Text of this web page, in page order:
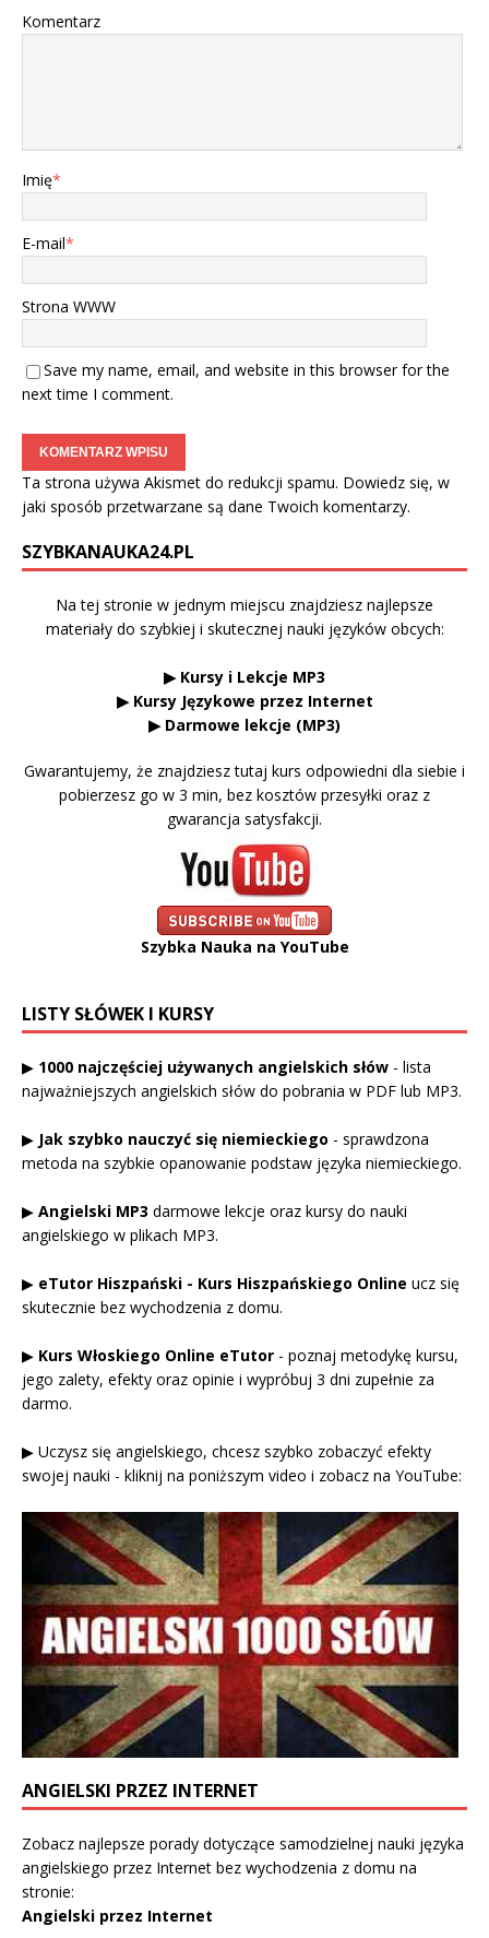
Komentarz
Imię*
E-mail*
Strona WWW
Save my name, email, and website in this browser for the
next time I comment.
Ta strona używa Akismet do redukcji spamu. Dowiedz się, w
jaki sposób przetwarzane są dane Twoich komentarzy.
SZYBKANAUKA24.PL
Na tej stronie w jednym miejscu znajdziesz najlepsze
materiały do szybkiej i skutecznej nauki języków obcych:
▶ Kursy i Lekcje MP3
▶ Kursy Językowe przez Internet
▶ Darmowe lekcje (MP3)
Gwarantujemy, że znajdziesz tutaj kurs odpowiedni dla siebie i
pobierzesz go w 3 min, bez kosztów przesyłki oraz z
gwarancja satysfakcji.
Szybka Nauka na YouTube
LISTY SŁÓWEK I KURSY
▶ 1000 najczęściej używanych angielskich słów - lista
najważniejszych angielskich słów do pobrania w PDF lub MP3.
▶ Jak szybko nauczyć się niemieckiego - sprawdzona
metoda na szybkie opanowanie podstaw języka niemieckiego.
▶ Angielski MP3 darmowe lekcje oraz kursy do nauki
angielskiego w plikach MP3.
▶ eTutor Hiszpański - Kurs Hiszpańskiego Online ucz się
skutecznie bez wychodzenia z domu.
▶ Kurs Włoskiego Online eTutor - poznaj metodykę kursu,
jego zalety, efekty oraz opinie i wypróbuj 3 dni zupełnie za
darmo.
▶ Uczysz się angielskiego, chcesz szybko zobaczyć efekty
swojej nauki - kliknij na poniższym video i zobacz na YouTube:
ANGIELSKI PRZEZ INTERNET
Zobacz najlepsze porady dotyczące samodzielnej nauki języka
angielskiego przez Internet bez wychodzenia z domu na
stronie:
Angielski przez Internet